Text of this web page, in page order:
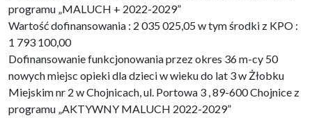
programu „MALUCH + 2022-2029”
Wartość dofinansowania : 2 035 025,05 w tym środki z KPO :
1 793 100,00
Dofinansowanie funkcjonowania przez okres 36 m-cy 50
nowych miejsc opieki dla dzieci w wieku do lat 3 w Żłobku
Miejskim nr 2 w Chojnicach, ul. Portowa 3 , 89-600 Chojnice z
programu „AKTYWNY MALUCH 2022-2029”